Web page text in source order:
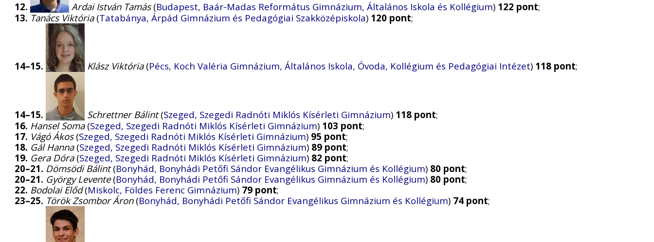
12. Ardai István Tamás(Budapest, Baár-Madas Református Gimnázium, Általános Iskola és Kollégium) 122 pont;
13. Tanács Viktória(Tatabánya, Árpád Gimnázium és Pedagógiai Szakközépiskola) 120 pont;
14–15. Klász Viktória(Pécs, Koch Valéria Gimnázium, Általános Iskola, Óvoda, Kollégium és Pedagógiai Intézet) 118 pont;
14–15. Schrettner Bálint(Szeged, Szegedi Radnóti Miklós Kísérleti Gimnázium) 118 pont;
16. Hansel Soma(Szeged, Szegedi Radnóti Miklós Kísérleti Gimnázium) 103 pont;
17. Vágó Ákos(Szeged, Szegedi Radnóti Miklós Kísérleti Gimnázium) 95 pont;
18. Gál Hanna(Szeged, Szegedi Radnóti Miklós Kísérleti Gimnázium) 89 pont;
19. Gera Dóra(Szeged, Szegedi Radnóti Miklós Kísérleti Gimnázium) 82 pont;
20–21. Dömsödi Bálint(Bonyhád, Bonyhádi Petőfi Sándor Evangélikus Gimnázium és Kollégium) 80 pont;
20–21. György Levente(Bonyhád, Bonyhádi Petőfi Sándor Evangélikus Gimnázium és Kollégium) 80 pont;
22. Bodolai Előd(Miskolc, Földes Ferenc Gimnázium) 79 pont;
23–25. Török Zsombor Áron(Bonyhád, Bonyhádi Petőfi Sándor Evangélikus Gimnázium és Kollégium) 74 pont;